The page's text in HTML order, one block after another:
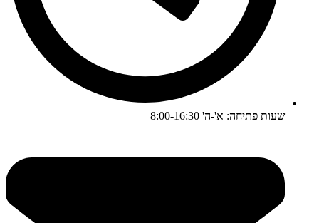
שעות פתיחה: א'-ה' 8:00-16:30